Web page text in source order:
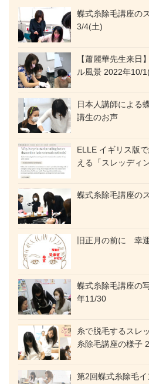
蝶式糸除毛講座の
3/4(土)
【蕭麗華先生来日
ル風景 2022年10/
日本人講師による
講生のお声
ELLE イギリス版
える「スレッディ
蝶式糸除毛講座の
旧正月の前に 幸
蝶式糸除毛講座の
年11/30
糸で脱毛するスレ
糸除毛講座の様子
第2回蝶式糸除毛